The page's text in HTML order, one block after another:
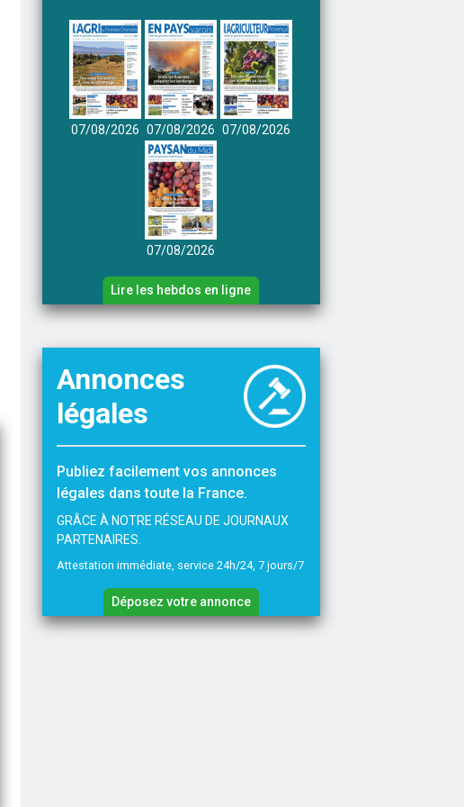
07/08/2026 07/08/2026 07/08/2026
07/08/2026
Lire les hebdos en ligne
Annonces
légales
Publiez facilement vos annonces
légales dans toute la France.
GRÂCE À NOTRE RÉSEAU DE JOURNAUX
PARTENAIRES.
Attestation immédiate, service 24h/24, 7 jours/7
Déposez votre annonce